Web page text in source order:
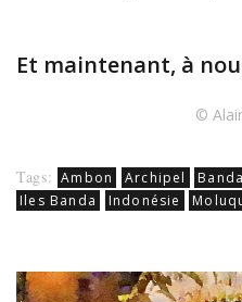
Et maintenant, à
©
Tags: Ambon Archipel Banda
Iles Banda
Indonésie